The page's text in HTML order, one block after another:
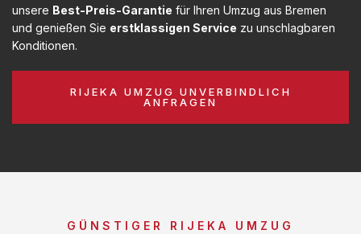
unsere Best-Preis-Garantie für Ihren Umzug aus Bremen
und genießen Sie erstklassigen Service zu unschlagbaren
Konditionen.
RIJEKA UMZUG UNVERBINDLICH
ANFRAGEN
GÜNSTIGER RIJEKA UMZUG